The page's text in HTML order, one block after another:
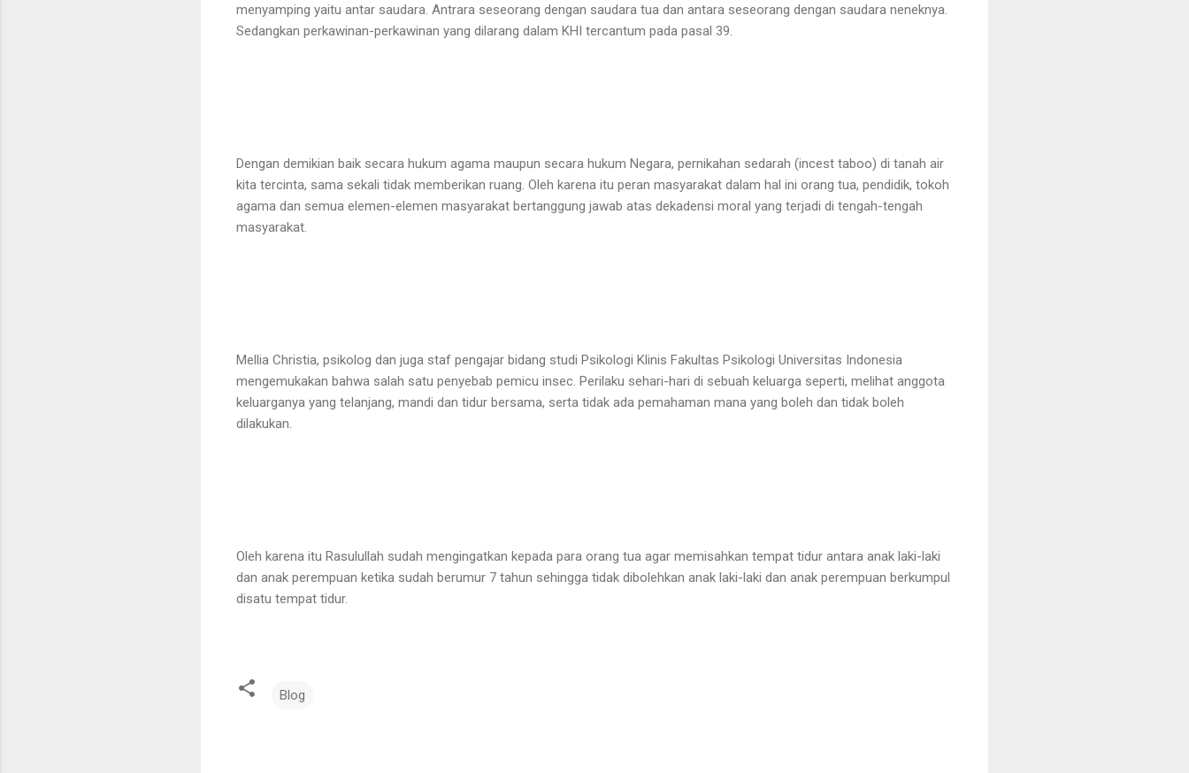
menyamping yaitu antar saudara. Antrara seseorang dengan saudara tua dan antara seseorang dengan saudara neneknya.
Sedangkan perkawinan-perkawinan yang dilarang dalam KHI tercantum pada pasal 39.
Dengan demikian baik secara hukum agama maupun secara hukum Negara, pernikahan sedarah (incest taboo) di tanah air
kita tercinta, sama sekali tidak memberikan ruang. Oleh karena itu peran masyarakat dalam hal ini orang tua, pendidik, tokoh
agama dan semua elemen-elemen masyarakat bertanggung jawab atas dekadensi moral yang terjadi di tengah-tengah
masyarakat.
Mellia Christia, psikolog dan juga staf pengajar bidang studi Psikologi Klinis Fakultas Psikologi Universitas Indonesia
mengemukakan bahwa salah satu penyebab pemicu insec. Perilaku sehari-hari di sebuah keluarga seperti, melihat anggota
keluarganya yang telanjang, mandi dan tidur bersama, serta tidak ada pemahaman mana yang boleh dan tidak boleh
dilakukan.
Oleh karena itu Rasulullah sudah mengingatkan kepada para orang tua agar memisahkan tempat tidur antara anak laki-laki
dan anak perempuan ketika sudah berumur 7 tahun sehingga tidak dibolehkan anak laki-laki dan anak perempuan berkumpul
disatu tempat tidur.
Blog